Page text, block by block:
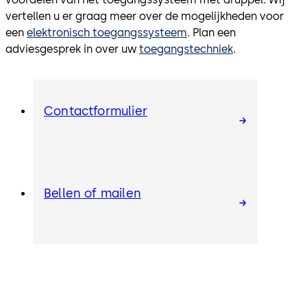
vertellen u er graag meer over de mogelijkheden voor
een elektronisch toegangssysteem. Plan een
adviesgesprek in over uw toegangstechniek.
Contactformulier
Bellen of mailen